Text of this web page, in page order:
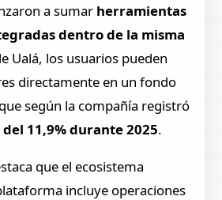
a sumar herramientas
dentro de la misma
Ualá, los usuarios pueden
directamente en un fondo
según la compañía registró
11,9% durante 2025.
que el ecosistema
incluye operaciones